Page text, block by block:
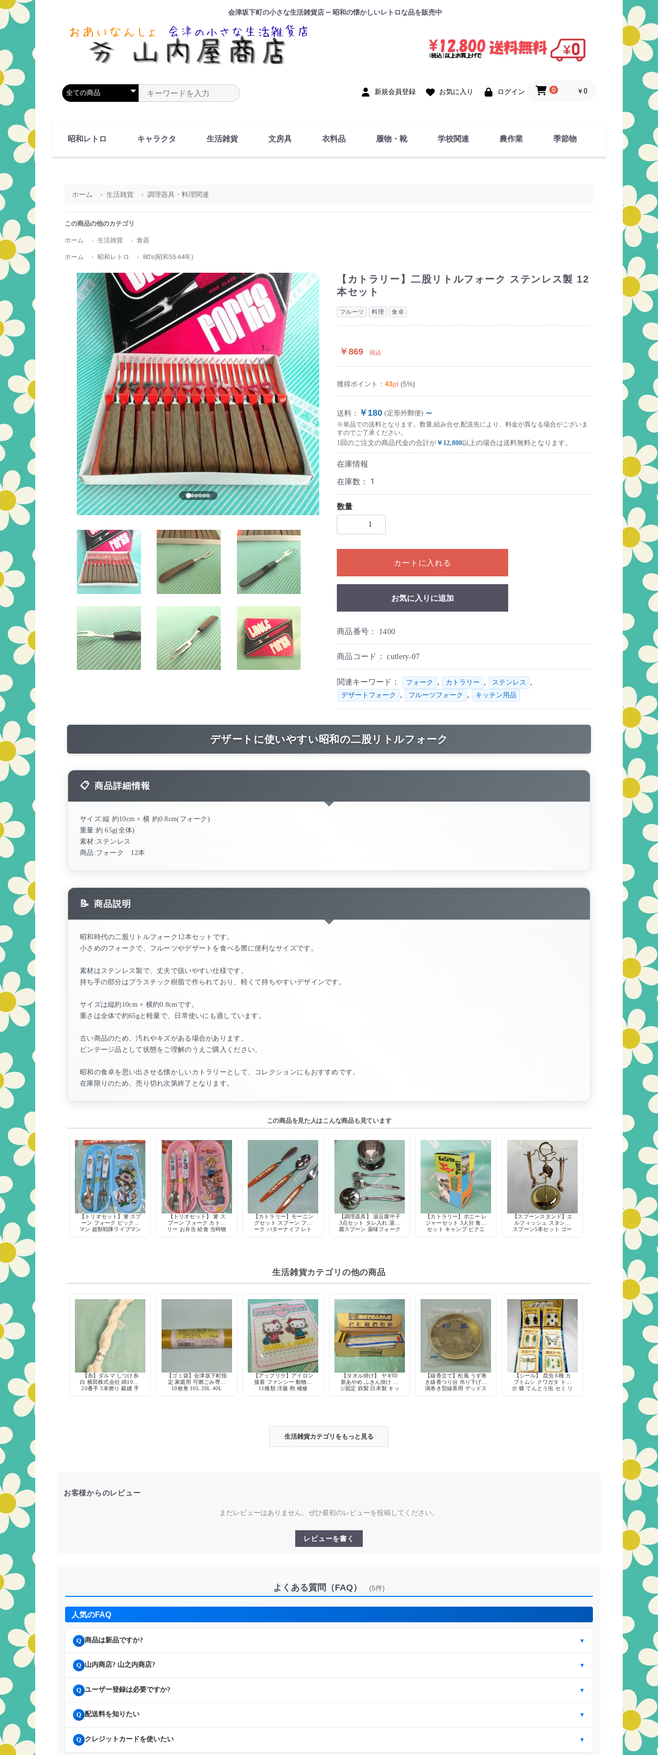
会津坂下町の小さな生活雑貨店 — 昭和の懐かしいレトロな品を販売中
商品カテゴリを選択 商品名やキーワードを入力 新規会員登録 お気に入り ログイン 0 ￥0
昭和レトロ キャラクタ 生活雑貨 文房具 衣料品 履物・靴 学校関連 農作業 季節物
ホーム 生活雑貨 調理器具・料理関連
この商品の他のカテゴリ
ホーム 生活雑貨 食器
ホーム 昭和レトロ 80's(昭和55-64年)
【カトラリー】二股リトルフォーク ステンレス製 12
本セット
フルーツ 料理 食卓
￥869 税込
獲得ポイント： 43pt (5%)
送料： ￥180 (定形外郵便) ～
※単品での送料となります。数量,組み合せ,配送先により、料金が異なる場合がございま
すのでご了承ください。
1回のご注文の商品代金の合計が ￥12,800以上の場合は送料無料となります。
在庫情報
在庫数： 1
数量
1個以上の数量を入力してください
カートに入れる
お気に入りに追加
商品番号： 1400
商品コード：cutlery-07
関連キーワード： フォーク , カトラリー , ステンレス ,
デザートフォーク , フルーツフォーク , キッチン用品
デザートに使いやすい昭和の二股リトルフォーク
商品詳細情報
サイズ:縦 約10cm × 横 約0.8cm(フォーク)
重量:約 65g(全体)
素材:ステンレス
商品:フォーク 12本
商品説明
昭和時代の二股リトルフォーク12本セットです。
小さめのフォークで、フルーツやデザートを食べる際に便利なサイズです。
素材はステンレス製で、丈夫で扱いやすい仕様です。
持ち手の部分はプラスチック樹脂で作られており、軽くて持ちやすいデザインです。
サイズは縦約10cm × 横約0.8cmです。
重さは全体で約65gと軽量で、日常使いにも適しています。
古い商品のため、汚れやキズがある場合があります。
ビンテージ品として状態をご理解のうえご購入ください。
昭和の食卓を思い出させる懐かしいカトラリーとして、コレクションにもおすすめです。
在庫限りのため、売り切れ次第終了となります。
この商品を見た人はこんな商品も見ています
【トリオセット】箸 スプ
ーン フォーク ビックリ
マン 超獣戦隊ライブマン
【トリオセット】 箸 ス
プーン フォーク カトラ
リー お弁当 給食 当時物
【カトラリー】モーニン
グセット スプーン フォ
ーク バターナイフ レト
【調理器具】 湯豆腐中子
3点セット タレ入れ 湯豆
腐スプーン 薬味フォーク
【カトラリー】ポニー レ
ジャーセット 3人分 食器
セット キャンプ ピクニ
【スプーンスタンド】エ
ルフィッシュ スタンド
スプーン5本セット ゴー
生活雑貨カテゴリの他の商品
【糸】ダルマ しつけ糸
白 横田株式会社 綿100%
20番手 3本撚り 裁縫 手
【ゴミ袋】会津坂下町指
定 家庭用 可燃ごみ専用
10枚巻 10L 20L 40L
【アップリケ】アイロン
接着 ファンシー 動物柄
11種類 洋服 鞄 補修
【タオル掛け】 ヤギ印
新あやめ ふきん掛け ネ
ジ固定 鉄製 日本製 キッ
【線香立て】松風 うず巻
き線香つり台 吊り下げ式
渦巻き型線香用 デッドス
【シール】 昆虫 6種 カ
ブトムシ クワガタ トン
ボ 蝶 てんとう虫 セミ リ
生活雑貨カテゴリをもっと見る
お客様からのレビュー
まだレビューはありません。ぜひ最初のレビューを投稿してください。
レビューを書く
よくある質問（FAQ） (5件)
人気のFAQ
Q 商品は新品ですか? ▼
Q 山内商店? 山之内商店? ▼
Q ユーザー登録は必要ですか? ▼
Q 配送料を知りたい ▼
Q クレジットカードを使いたい ▼